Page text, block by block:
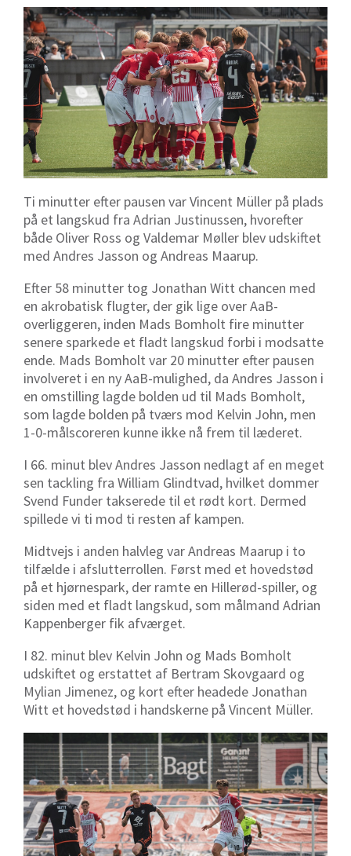
Ti minutter efter pausen var Vincent Müller på plads
på et langskud fra Adrian Justinussen, hvorefter
både Oliver Ross og Valdemar Møller blev udskiftet
med Andres Jasson og Andreas Maarup.
Efter 58 minutter tog Jonathan Witt chancen med
en akrobatisk flugter, der gik lige over AaB-
overliggeren, inden Mads Bomholt fire minutter
senere sparkede et fladt langskud forbi i modsatte
ende. Mads Bomholt var 20 minutter efter pausen
involveret i en ny AaB-mulighed, da Andres Jasson i
en omstilling lagde bolden ud til Mads Bomholt,
som lagde bolden på tværs mod Kelvin John, men
1-0-målscoreren kunne ikke nå frem til læderet.
I 66. minut blev Andres Jasson nedlagt af en meget
sen tackling fra William Glindtvad, hvilket dommer
Svend Funder takserede til et rødt kort. Dermed
spillede vi ti mod ti resten af kampen.
Midtvejs i anden halvleg var Andreas Maarup i to
tilfælde i afslutterrollen. Først med et hovedstød
på et hjørnespark, der ramte en Hillerød-spiller, og
siden med et fladt langskud, som målmand Adrian
Kappenberger fik afværget.
I 82. minut blev Kelvin John og Mads Bomholt
udskiftet og erstattet af Bertram Skovgaard og
Mylian Jimenez, og kort efter headede Jonathan
Witt et hovedstød i handskerne på Vincent Müller.